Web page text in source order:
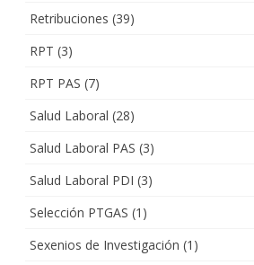
Retribuciones (39)
RPT (3)
RPT PAS (7)
Salud Laboral (28)
Salud Laboral PAS (3)
Salud Laboral PDI (3)
Selección PTGAS (1)
Sexenios de Investigación (1)